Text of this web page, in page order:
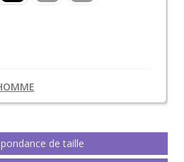
de taille